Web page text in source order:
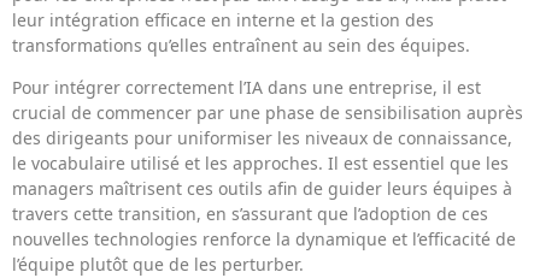
leur intégration efficace en interne et la gestion des
transformations qu’elles entraînent au sein des équipes.
Pour intégrer correctement l’IA dans une entreprise, il est
crucial de commencer par une phase de sensibilisation auprès
des dirigeants pour uniformiser les niveaux de connaissance,
le vocabulaire utilisé et les approches. Il est essentiel que les
managers maîtrisent ces outils afin de guider leurs équipes à
travers cette transition, en s’assurant que l’adoption de ces
nouvelles technologies renforce la dynamique et l’efficacité de
l’équipe plutôt que de les perturber.